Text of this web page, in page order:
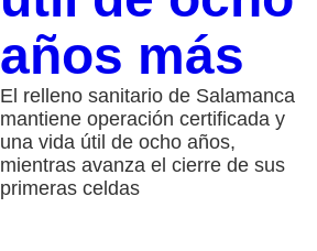
años más
El relleno sanitario de Salamanca
mantiene operación certificada y
una vida útil de ocho años,
mientras avanza el cierre de sus
primeras celdas